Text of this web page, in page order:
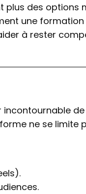
plus des options
une
à rester
incontournable
ne se limite